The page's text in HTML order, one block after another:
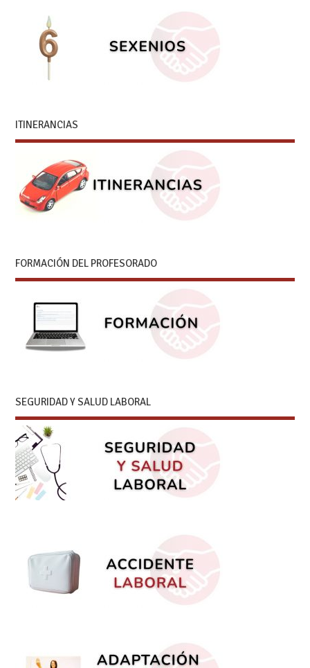
ITINERANCIAS
FORMACIÓN DEL PROFESORADO
SEGURIDAD Y SALUD LABORAL